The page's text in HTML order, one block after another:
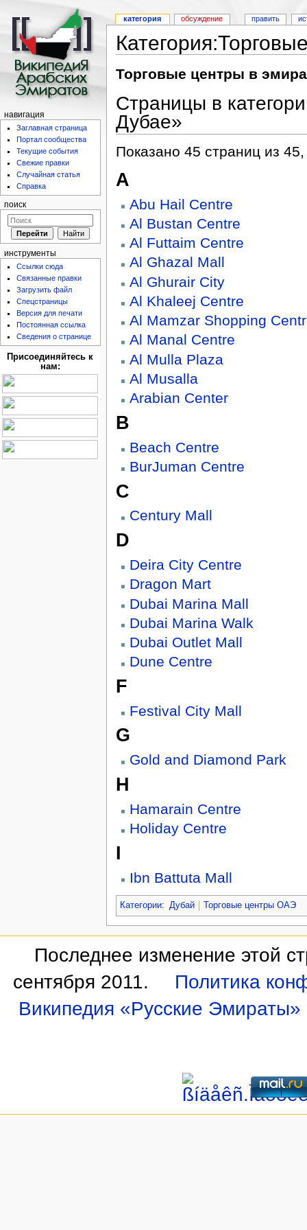
Торговые центры в
Страницы в
Дубае»
Показано 45 страниц из
A
Abu Hail Centre
Al Bustan Centre
Al Futtaim Centre
Al Ghazal Mall
Al Ghurair City
Al Khaleej Centre
Al Mamzar Shopping
Al Manal Centre
Al Mulla Plaza
Al Musalla
Arabian Center
B
Beach Centre
BurJuman Centre
C
Century Mall
D
Deira City Centre
Dragon Mart
Dubai Marina Mall
Dubai Marina Walk
Dubai Outlet Mall
Dune Centre
F
Festival City Mall
G
Gold and Diamond Park
H
Hamarain Centre
Holiday Centre
I
Ibn Battuta Mall
Категории: Дубай Торговые центры ОАЭ
категория обсуждение править
навигация
Заглавная страница
Портал сообщества
Текущие события
Свежие правки
Случайная статья
Справка
поиск
инструменты
Ссылки сюда
Связанные правки
Загрузить файл
Спецстраницы
Версия для печати
Постоянная ссылка
Сведения о странице
Присоединяйтесь к
нам:
Последнее изменение этой
сентября 2011.
Политика
Википедия «Русские Эмираты»